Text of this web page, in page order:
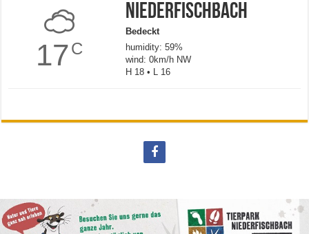
17C
Niederfischbach
Bedeckt
humidity: 59%
wind: 0km/h NW
H 18 • L 16